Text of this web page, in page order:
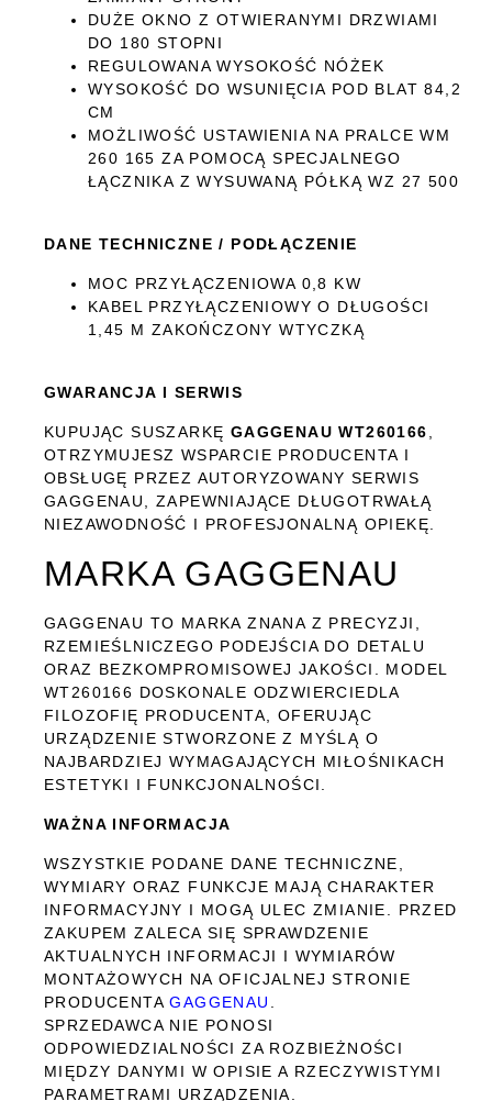
DUŻE OKNO Z OTWIERANYMI DRZWIAMI
DO 180 STOPNI
REGULOWANA WYSOKOŚĆ NÓŻEK
WYSOKOŚĆ DO WSUNIĘCIA POD BLAT 84,2
CM
MOŻLIWOŚĆ USTAWIENIA NA PRALCE WM
260 165 ZA POMOCĄ SPECJALNEGO
ŁĄCZNIKA Z WYSUWANĄ PÓŁKĄ WZ 27 500
DANE TECHNICZNE / PODŁĄCZENIE
MOC PRZYŁĄCZENIOWA 0,8 KW
KABEL PRZYŁĄCZENIOWY O DŁUGOŚCI
1,45 M ZAKOŃCZONY WTYCZKĄ
GWARANCJA I SERWIS
KUPUJĄC SUSZARKĘ GAGGENAU WT260166
OTRZYMUJESZ WSPARCIE PRODUCENTA I
OBSŁUGĘ PRZEZ AUTORYZOWANY SERWIS
GAGGENAU, ZAPEWNIAJĄCE DŁUGOTRWAŁĄ
NIEZAWODNOŚĆ I PROFESJONALNĄ OPIEKĘ.
MARKA GAGGENAU
GAGGENAU TO MARKA ZNANA Z PRECYZJI,
RZEMIEŚLNICZEGO PODEJŚCIA DO DETALU
ORAZ BEZKOMPROMISOWEJ JAKOŚCI. MODEL
WT260166 DOSKONALE ODZWIERCIEDLA
FILOZOFIĘ PRODUCENTA, OFERUJĄC
URZĄDZENIE STWORZONE Z MYŚLĄ O
NAJBARDZIEJ WYMAGAJĄCYCH MIŁOŚNIKACH
ESTETYKI I FUNKCJONALNOŚCI.
WAŻNA INFORMACJA
WSZYSTKIE PODANE DANE TECHNICZNE,
WYMIARY ORAZ FUNKCJE MAJĄ CHARAKTER
INFORMACYJNY I MOGĄ ULEC ZMIANIE. PRZED
ZAKUPEM ZALECA SIĘ SPRAWDZENIE
AKTUALNYCH INFORMACJI I WYMIARÓW
MONTAŻOWYCH NA OFICJALNEJ STRONIE
PRODUCENTAGAGGENAU
SPRZEDAWCA NIE PONOSI
ODPOWIEDZIALNOŚCI ZA ROZBIEŻNOŚCI
MIĘDZY DANYMI W OPISIE A RZECZYWISTYMI
PARAMETRAMI URZĄDZENIA.